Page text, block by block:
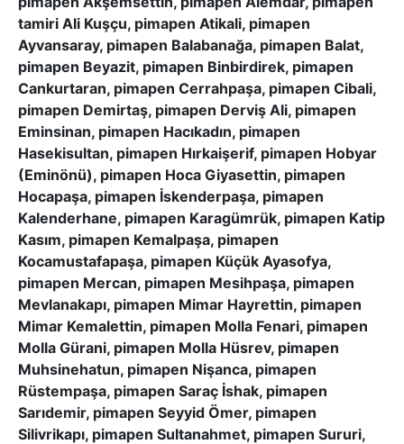
tamiri Ali Kuşçu, pimapen Atikali, pimapen
Ayvansaray, pimapen Balabanağa, pimapen Balat,
pimapen Beyazit, pimapen Binbirdirek, pimapen
Cankurtaran, pimapen Cerrahpaşa, pimapen Cibali,
pimapen Demirtaş, pimapen Derviş Ali, pimapen
Eminsinan, pimapen Hacıkadın, pimapen
Hasekisultan, pimapen Hırkaişerif, pimapen Hobyar
(Eminönü), pimapen Hoca Giyasettin, pimapen
Hocapaşa, pimapen İskenderpaşa, pimapen
Kalenderhane, pimapen Karagümrük, pimapen Katip
Kasım, pimapen Kemalpaşa, pimapen
Kocamustafapaşa, pimapen Küçük Ayasofya,
pimapen Mercan, pimapen Mesihpaşa, pimapen
Mevlanakapı, pimapen Mimar Hayrettin, pimapen
Mimar Kemalettin, pimapen Molla Fenari, pimapen
Molla Gürani, pimapen Molla Hüsrev, pimapen
Muhsinehatun, pimapen Nişanca, pimapen
Rüstempaşa, pimapen Saraç İshak, pimapen
Sarıdemir, pimapen Seyyid Ömer, pimapen
Silivrikapı, pimapen Sultanahmet, pimapen Sururi,